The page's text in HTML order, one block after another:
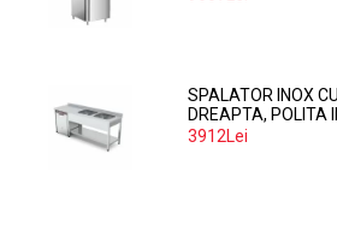
SPALATOR INOX
DREAPTA, POLITA
SPATIU MASINA
3912Lei